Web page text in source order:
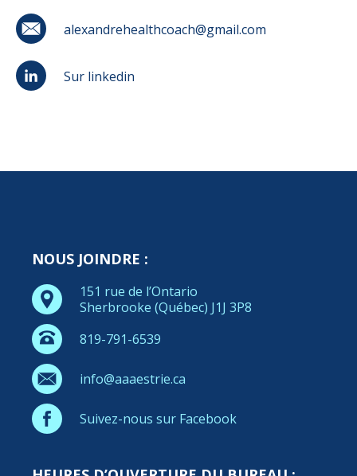
alexandrehealthcoach@gmail.com
Sur linkedin
NOUS JOINDRE :
151 rue de l’Ontario
Sherbrooke (Québec) J1J 3P8
819-791-6539
info@aaaestrie.ca
Suivez-nous sur Facebook